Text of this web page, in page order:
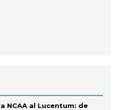
NCAA al Lucentum: de